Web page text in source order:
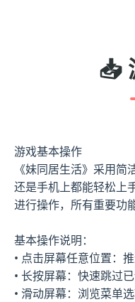
📥
游戏基本操作
《妹同居生活》采用
还是手机上都能轻松上
进行操作，所有重要功
基本操作说明：
• 点击屏幕任意位置：
• 长按屏幕：快速跳过
• 滑动屏幕：浏览菜单